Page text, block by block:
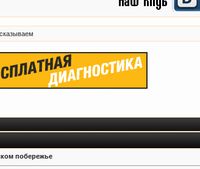
побережье